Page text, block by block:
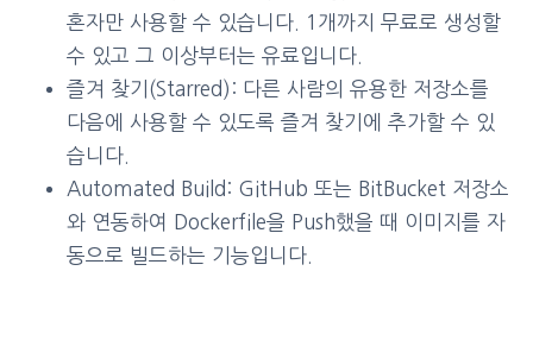
혼자만 사용할 수 있습니다. 1개까지 무료로 생성할
수 있고 그 이상부터는 유료입니다.
즐겨 찾기(Starred): 다른 사람의 유용한 저장소를
다음에 사용할 수 있도록 즐겨 찾기에 추가할 수 있
습니다.
Automated Build: GitHub 또는 BitBucket 저장소
와 연동하여 Dockerfile을 Push했을 때 이미지를 자
동으로 빌드하는 기능입니다.